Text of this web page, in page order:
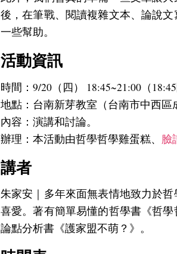
後，在筆戰、閱讀複雜文本、論說
一些幫助。
活動資訊
時間：9/20（四） 18:45~21:00（
地點：台南新芽教室（台南市中西區
內容：演講和討論。
辦理：本活動由哲學哲學雞蛋糕、 臉
講者
朱家安｜多年來面無表情地致力於
喜愛。著有簡單易懂的哲學書《哲
論點分析書《護家盟不萌？》。